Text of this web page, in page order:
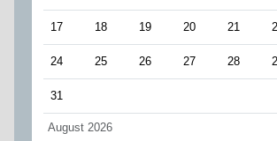
August 2026
17 18 19 20 21
24 25 26 27 28
31